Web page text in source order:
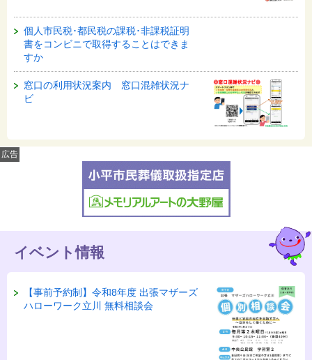
個人市民税･都民税の課税･非課税証明
書をコンビニで取得することはできま
すか
窓口の利用状況案内 窓口混雑状況ナ
ビ
広告
イベント情報
【事前予約制】令和8年度 出張マザーズ
ハローワーク立川 無料相談会